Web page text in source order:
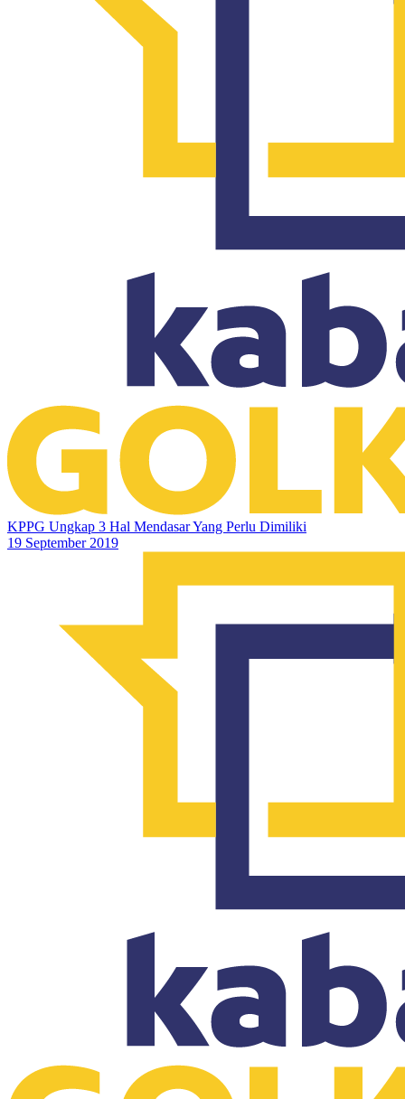
KPPG Ungkap 3 Hal Mendasar Yang Perlu Dimiliki
19 September 2019